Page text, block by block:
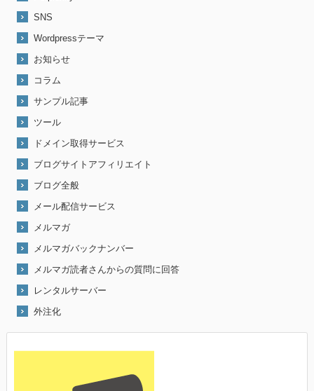
SNS
Wordpressテーマ
お知らせ
コラム
サンプル記事
ツール
ドメイン取得サービス
ブログサイトアフィリエイト
ブログ全般
メール配信サービス
メルマガ
メルマガバックナンバー
メルマガ読者さんからの質問に回答
レンタルサーバー
外注化